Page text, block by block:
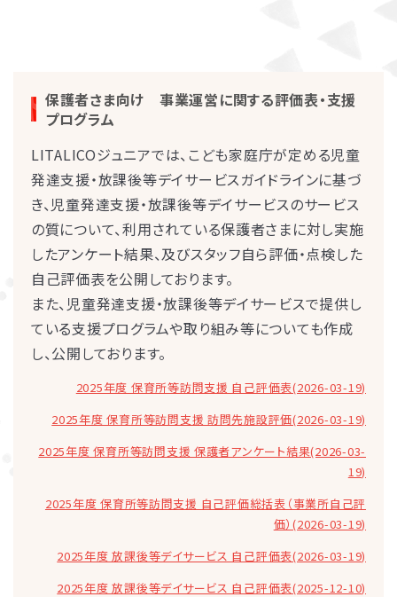
保護者さま向け 事業運営に関する評価表・支援
プログラム
LITALICOジュニアでは、こども家庭庁が定める児童
発達支援・放課後等デイサービスガイドラインに基づ
き、児童発達支援・放課後等デイサービスのサービス
の質について、利用されている保護者さまに対し実施
したアンケート結果、及びスタッフ自ら評価・点検した
自己評価表を公開しております。
また、児童発達支援・放課後等デイサービスで提供し
ている支援プログラムや取り組み等についても作成
し、公開しております。
2025年度 保育所等訪問支援 自己評価表(2026-03-19)
2025年度 保育所等訪問支援 訪問先施設評価(2026-03-19)
2025年度 保育所等訪問支援 保護者アンケート結果(2026-03-
19)
2025年度 保育所等訪問支援 自己評価総括表（事業所自己評
価）(2026-03-19)
2025年度 放課後等デイサービス 自己評価表(2026-03-19)
2025年度 放課後等デイサービス 自己評価表(2025-12-10)